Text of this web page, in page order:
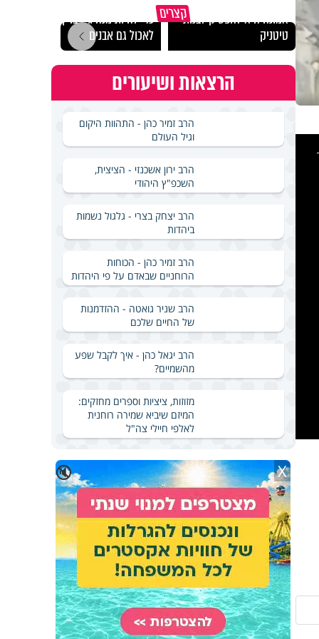
קצריםאמונה היא להפסיק לבנות
טיטניק
כדי להיות מנהיג - צריך
לאכול גם אבנים
הרצאות ושיעורים
הרב זמיר כהן - התהוות היקום
וגיל העולם
הרב ירון אשכנזי - הציצית,
השכפ"ץ היהודי
הרב יצחק בצרי - גלגול נשמות
ביהדות
הרב זמיר כהן - הכוחות
הרוחניים שבאדם על פי היהדות
הרב שניר גואטה - ההזדמנות
של החיים שלכם
הרב יגאל כהן - איך לקבל שפע
מהשמיים?
מזוזות, ציציות וספרים מחזקים:
המיזם שיביא שמירה רוחנית
לאלפי חיילי צה"ל
🔇 X